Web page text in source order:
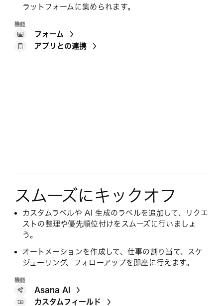
ラットフォームに集められます。
機能
フォーム
アプリとの連携
スムーズにキックオフ
カスタムラベルや AI 生成のラベルを追加して、リクエ
ストの整理や優先順位付けをスムーズに行いましょ
う。
オートメーションを作成して、仕事の割り当て、スケ
ジューリング、フォローアップを即座に行えます。
機能
Asana AI
カスタムフィールド